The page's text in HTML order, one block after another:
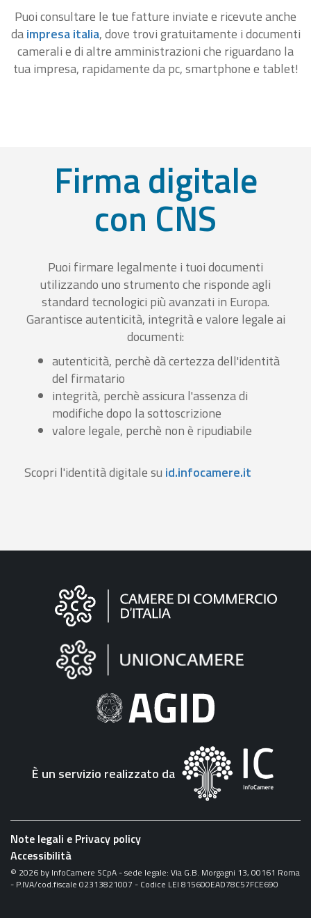
Puoi consultare le tue fatture inviate e ricevute anche
daimpresa italia, dove trovi gratuitamente i documenti
camerali e di altre amministrazioni che riguardano la
tua impresa, rapidamente da pc, smartphone e tablet!
Firma digitale
con CNS
Puoi firmare legalmente i tuoi documenti
utilizzando uno strumento che risponde agli
standard tecnologici più avanzati in Europa.
Garantisce autenticità, integrità e valore legale ai
documenti:
autenticità, perchè dà certezza dell'identità
del firmatario
integrità, perchè assicura l'assenza di
modifiche dopo la sottoscrizione
valore legale, perchè non è ripudiabile
Scopri l'identità digitale su id.infocamere.it
Informazioni
"Fattura
Elettronica"
È un servizio realizzato da
Note legali e Privacy policy
Accessibilità
© 2026 by InfoCamere SCpA - sede legale: Via G.B. Morgagni 13, 00161 Roma
- P.IVA/cod.fiscale 02313821007 - Codice LEI 815600EAD78C57FCE690